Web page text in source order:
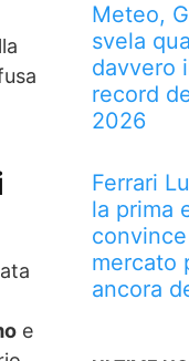
e
Meteo,
svela
davvero
record
2026
Ferrari
la prima
mercato
ancora